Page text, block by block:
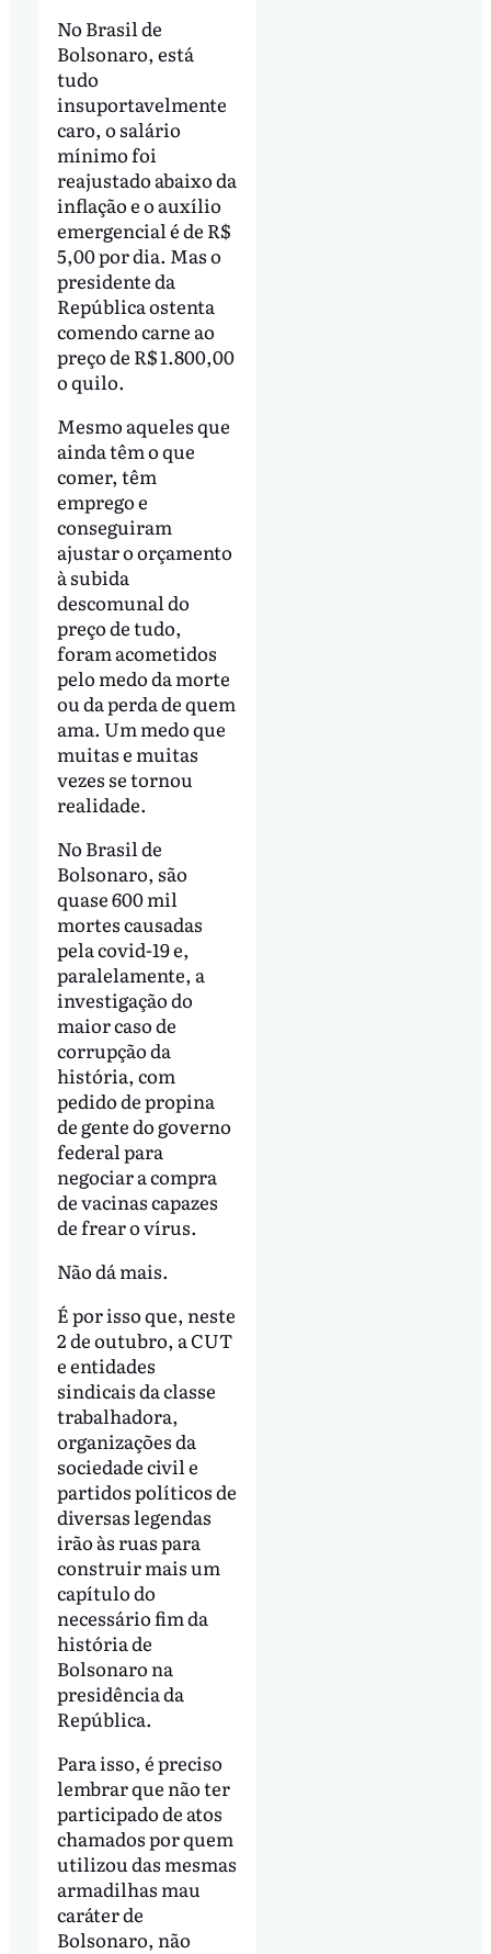
No Brasil de
Bolsonaro, está
tudo
insuportavelmente
caro, o salário
mínimo foi
reajustado abaixo da
inflação e o auxílio
emergencial é de R$
5,00 por dia. Mas o
presidente da
República ostenta
comendo carne ao
preço de R$ 1.800,00
o quilo.
Mesmo aqueles que
ainda têm o que
comer, têm
emprego e
conseguiram
ajustar o orçamento
à subida
descomunal do
preço de tudo,
foram acometidos
pelo medo da morte
ou da perda de quem
ama. Um medo que
muitas e muitas
vezes se tornou
realidade.
No Brasil de
Bolsonaro, são
quase 600 mil
mortes causadas
pela covid-19 e,
paralelamente, a
investigação do
maior caso de
corrupção da
história, com
pedido de propina
de gente do governo
federal para
negociar a compra
de vacinas capazes
de frear o vírus.
Não dá mais.
É por isso que, neste
2 de outubro, a CUT
e entidades
sindicais da classe
trabalhadora,
organizações da
sociedade civil e
partidos políticos de
diversas legendas
irão às ruas para
construir mais um
capítulo do
necessário fim da
história de
Bolsonaro na
presidência da
República.
Para isso, é preciso
lembrar que não ter
participado de atos
chamados por quem
utilizou das mesmas
armadilhas mau
caráter de
Bolsonaro, não